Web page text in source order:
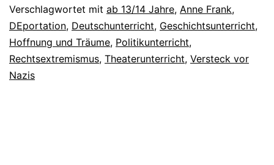
Verschlagwortet mit ab 13/14 Jahre, Anne Frank,
DEportation, Deutschunterricht, Geschichtsunterricht,
Hoffnung und Träume, Politikunterricht,
Rechtsextremismus, Theaterunterricht, Versteck vor
Nazis